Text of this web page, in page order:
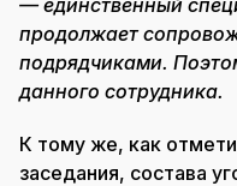
продолжает
подрядчиками.
данного сотрудника.
К тому же, как
заседания, состава